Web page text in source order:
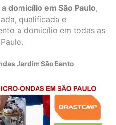
domicílio em São Paulo,
qualificada e
a domicílio em todas as
Jardim São Bento